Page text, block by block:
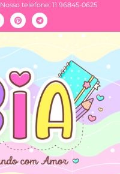
Nosso telefone: 11 96845-0625